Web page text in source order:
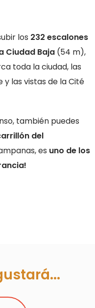
los 232 escalones
Ciudad Baja (54 m),
toda la ciudad, las
y las vistas de la Cité
también puedes
del
es uno de los